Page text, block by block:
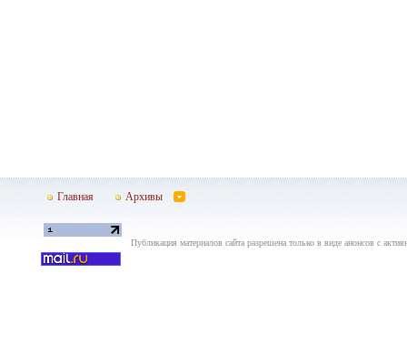
Главная Архивы
Публикация материалов сайта разрешена только в виде анонсов с